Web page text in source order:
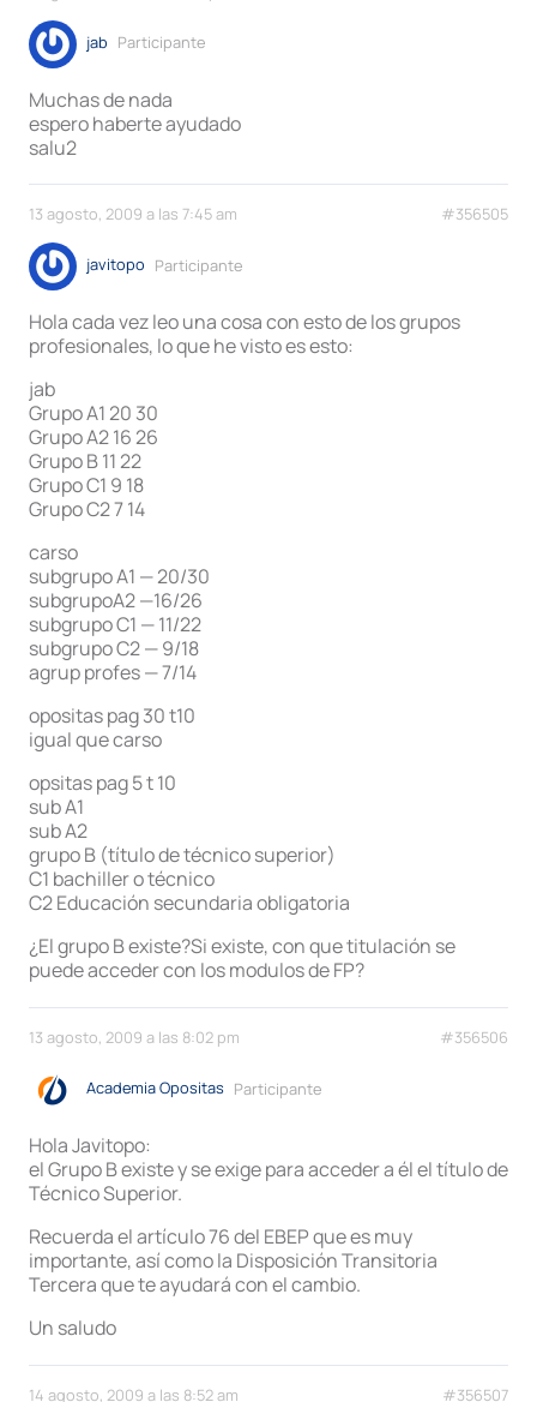
jab Participante
Muchas de nada
espero haberte ayudado
salu2
13 agosto, 2009 a las 7:45 am #356505
javitopo Participante
Hola cada vez leo una cosa con esto de los grupos
profesionales, lo que he visto es esto:
jab
Grupo A1 20 30
Grupo A2 16 26
Grupo B 11 22
Grupo C1 9 18
Grupo C2 7 14
carso
subgrupo A1 — 20/30
subgrupoA2 —16/26
subgrupo C1 — 11/22
subgrupo C2 — 9/18
agrup profes — 7/14
opositas pag 30 t10
igual que carso
opsitas pag 5 t 10
sub A1
sub A2
grupo B (título de técnico superior)
C1 bachiller o técnico
C2 Educación secundaria obligatoria
¿El grupo B existe?Si existe, con que titulación se
puede acceder con los modulos de FP?
13 agosto, 2009 a las 8:02 pm #356506
Academia Opositas Participante
Hola Javitopo:
el Grupo B existe y se exige para acceder a él el título de
Técnico Superior.
Recuerda el artículo 76 del EBEP que es muy
importante, así como la Disposición Transitoria
Tercera que te ayudará con el cambio.
Un saludo
14 agosto, 2009 a las 8:52 am #356507